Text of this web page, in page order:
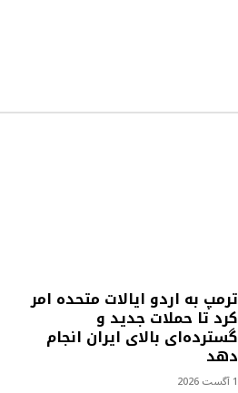
ترمپ به اردو ایالات متحده امر
کرد تا حملات جدید و
گسترده‌ای بالای ایران انجام
دهد
1 آگست 2026